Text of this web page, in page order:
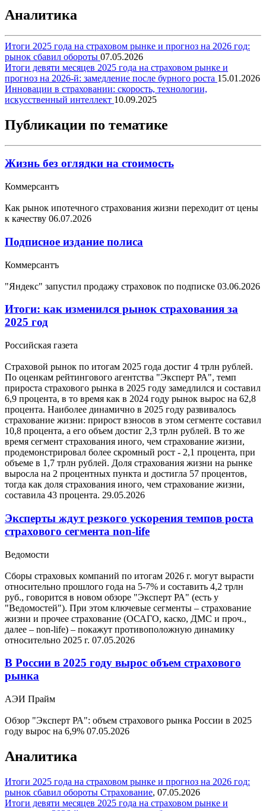
Аналитика
Итоги 2025 года на страховом рынке и прогноз на 2026 год:
рынок сбавил обороты 07.05.2026
Итоги девяти месяцев 2025 года на страховом рынке и
прогноз на 2026-й: замедление после бурного роста 15.01.2026
Инновации в страховании: скорость, технологии,
искусственный интеллект 10.09.2025
Публикации по тематике
Жизнь без оглядки на стоимость
Коммерсантъ
Как рынок ипотечного страхования жизни переходит от цены
к качеству 06.07.2026
Подписное издание полиса
Коммерсантъ
"Яндекс" запустил продажу страховок по подписке 03.06.2026
Итоги: как изменился рынок страхования за
2025 год
Российская газета
Страховой рынок по итогам 2025 года достиг 4 трлн рублей.
По оценкам рейтингового агентства "Эксперт РА", темп
прироста страхового рынка в 2025 году замедлился и составил
6,9 процента, в то время как в 2024 году рынок вырос на 62,8
процента. Наиболее динамично в 2025 году развивалось
страхование жизни: прирост взносов в этом сегменте составил
10,8 процента, а его объем достиг 2,3 трлн рублей. В то же
время сегмент страхования иного, чем страхование жизни,
продемонстрировал более скромный рост - 2,1 процента, при
объеме в 1,7 трлн рублей. Доля страхования жизни на рынке
выросла на 2 процентных пункта и достигла 57 процентов,
тогда как доля страхования иного, чем страхование жизни,
составила 43 процента. 29.05.2026
Эксперты ждут резкого ускорения темпов роста
страхового сегмента non-life
Ведомости
Сборы страховых компаний по итогам 2026 г. могут вырасти
относительно прошлого года на 5-7% и составить 4,2 трлн
руб., говорится в новом обзоре "Эксперт РА" (есть у
"Ведомостей"). При этом ключевые сегменты – страхование
жизни и прочее страхование (ОСАГО, каско, ДМС и проч.,
далее – non-life) – покажут противоположную динамику
относительно 2025 г. 07.05.2026
В России в 2025 году вырос объем страхового
рынка
АЭИ Прайм
Обзор "Эксперт РА": объем страхового рынка России в 2025
году вырос на 6,9% 07.05.2026
Аналитика
Итоги 2025 года на страховом рынке и прогноз на 2026 год:
рынок сбавил обороты Страхование, 07.05.2026
Итоги девяти месяцев 2025 года на страховом рынке и